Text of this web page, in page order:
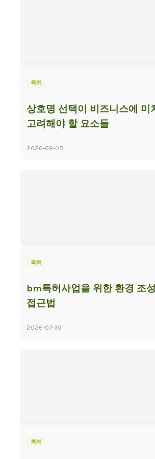
특허
상호명 선택이 비즈니스에 미
고려해야 할 요소들
2026-08-05
특허
bm특허사업을 위한 환경 조
접근법
2026-07-30
특허